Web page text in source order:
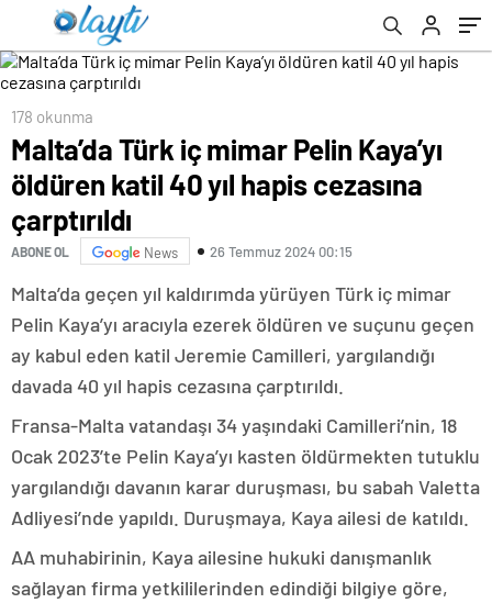
178 okunma
Malta’da Türk iç mimar Pelin Kaya’yı
öldüren katil 40 yıl hapis cezasına
çarptırıldı
ABONE OL News 26 Temmuz 2024 00:15
Malta’da geçen yıl kaldırımda yürüyen Türk iç mimar
Pelin Kaya’yı aracıyla ezerek öldüren ve suçunu geçen
ay kabul eden katil Jeremie Camilleri, yargılandığı
davada 40 yıl hapis cezasına çarptırıldı.
Fransa-Malta vatandaşı 34 yaşındaki Camilleri’nin, 18
Ocak 2023’te Pelin Kaya’yı kasten öldürmekten tutuklu
yargılandığı davanın karar duruşması, bu sabah Valetta
Adliyesi’nde yapıldı. Duruşmaya, Kaya ailesi de katıldı.
AA muhabirinin, Kaya ailesine hukuki danışmanlık
sağlayan firma yetkililerinden edindiği bilgiye göre,